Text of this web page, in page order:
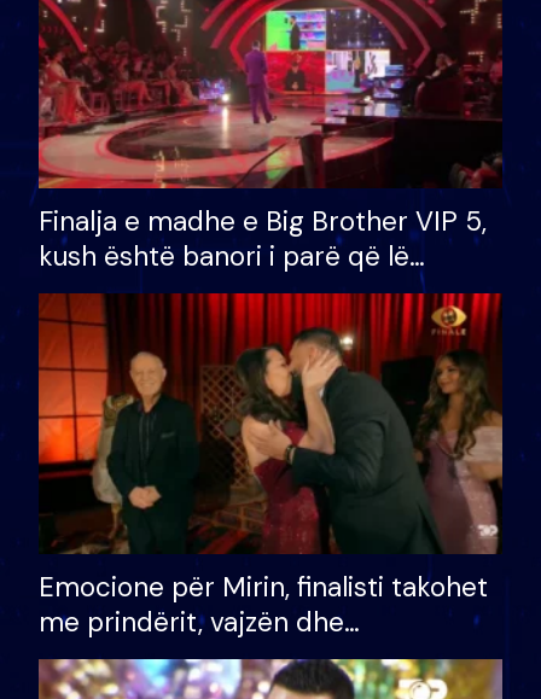
Finalja e madhe e Big Brother VIP 5,
kush është banori i parë që lë
shtëpinë dhe humb mundësinë për
të fituar çmimin e madh
Emocione për Mirin, finalisti takohet
me prindërit, vajzën dhe
bashkëshorten: S’kemi ndonjë letër